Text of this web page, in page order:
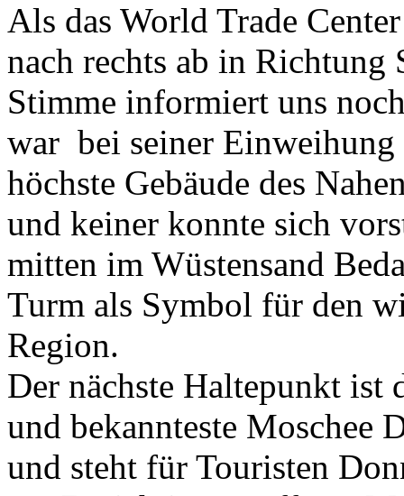
Als das World Trade
nach rechts ab in
Stimme informiert uns
war bei seiner
höchste Gebäude des
und keiner konnte sich
mitten im Wüstensand
Turm als Symbol für den
Region.
Der nächste Haltepunkt ist
und bekannteste Moschee
und steht für Touristen